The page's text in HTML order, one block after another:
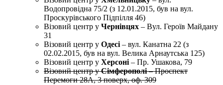
Водопровідна 75/2 (з 12.01.2015, був на вул.
Проскурівського Підпілля 46)
Візовий центр у Чернівцях – Вул. Героїв Майдану
31
Візовий центр у Одесі – вул. Канатна 22 (з
02.02.2015, був на вул. Велика Арнаутська 125)
Візовий центр у Херсоні – Пр. Ушакова, 79
Візовий центр уСімферополі– Проспект
Перемоги 28А, 3 поверх, оф. 309